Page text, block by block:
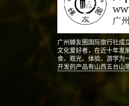
广州蝉友圈国际旅行社成
文化爱好者，在近十年发
食、观光、体验、游学为
开发的产品有山西五台山